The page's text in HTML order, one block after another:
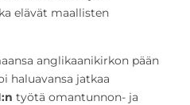
elävät maallisten
anglikaanikirkon pään
haluavansa jatkaa
työtä omantunnon- ja